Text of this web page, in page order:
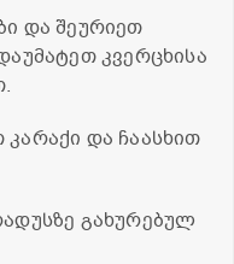
და შეურიეთ
კვერცხისა
და ჩაასხით
გახურებულ